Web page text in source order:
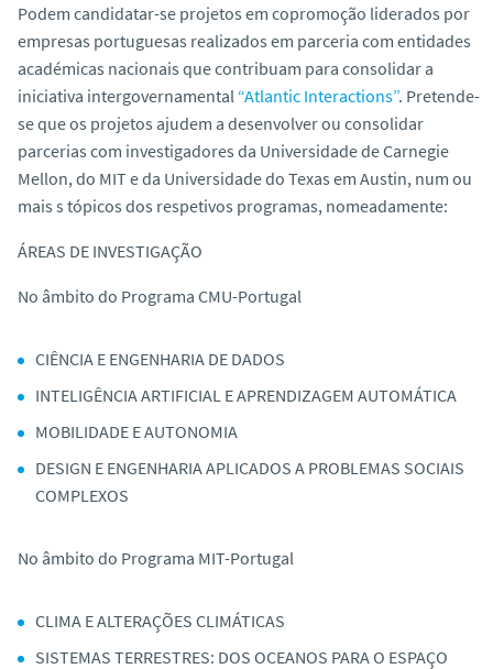
Podem candidatar-se projetos em copromoção liderados por
empresas portuguesas realizados em parceria com entidades
académicas nacionais que contribuam para consolidar a
iniciativa intergovernamental “Atlantic Interactions”. Pretende-
se que os projetos ajudem a desenvolver ou consolidar
parcerias com investigadores da Universidade de Carnegie
Mellon, do MIT e da Universidade do Texas em Austin, num ou
mais s tópicos dos respetivos programas, nomeadamente:
ÁREAS DE INVESTIGAÇÃO
No âmbito do Programa CMU-Portugal
CIÊNCIA E ENGENHARIA DE DADOS
INTELIGÊNCIA ARTIFICIAL E APRENDIZAGEM AUTOMÁTICA
MOBILIDADE E AUTONOMIA
DESIGN E ENGENHARIA APLICADOS A PROBLEMAS SOCIAIS
COMPLEXOS
No âmbito do Programa MIT-Portugal
CLIMA E ALTERAÇÕES CLIMÁTICAS
SISTEMAS TERRESTRES: DOS OCEANOS PARA O ESPAÇO